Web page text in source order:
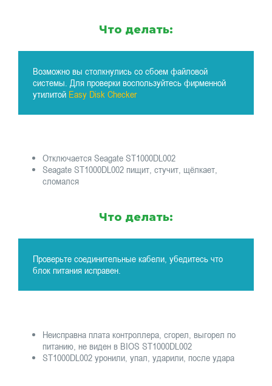
Что делать:
Возможно вы столкнулись со сбоем файловой
системы. Для проверки воспользуйтесь фирменной
утилитой Easy Disk Checker
Отключается Seagate ST1000DL002
Seagate ST1000DL002 пищит, стучит, щёлкает,
сломался
Что делать:
Проверьте соединительные кабели, убедитесь что
блок питания исправен.
Неисправна плата контроллера, сгорел, выгорел по
питанию, не виден в BIOS ST1000DL002
ST1000DL002 уронили, упал, ударили, после удара